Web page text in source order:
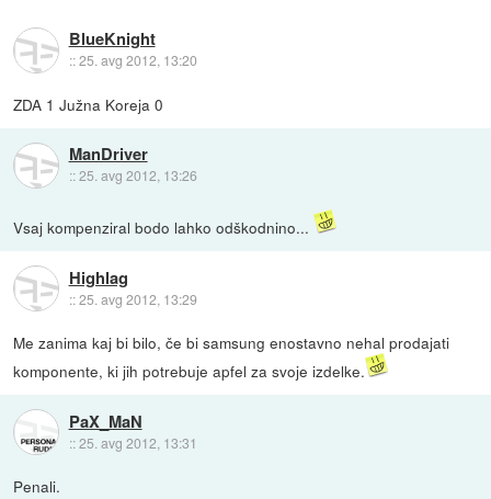
BlueKnight
::25. avg 2012, 13:20
ZDA 1 Južna Koreja 0
ManDriver
::25. avg 2012, 13:26
Vsaj kompenziral bodo lahko odškodnino...
Highlag
::25. avg 2012, 13:29
Me zanima kaj bi bilo, če bi samsung enostavno nehal prodajati
komponente, ki jih potrebuje apfel za svoje izdelke.
PaX_MaN
::25. avg 2012, 13:31
Penali.